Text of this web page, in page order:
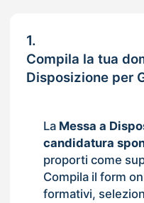
1.
Compila la tua
Disposizione per
La Messa a
candidatura
proporti come
Compila il form
formativi,